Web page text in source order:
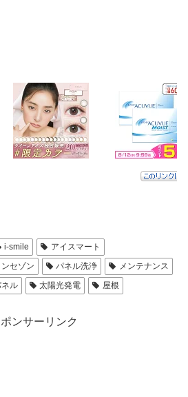
i-smile
アイスマート
セゾン パネル洗浄
メンテナンス
ル 太陽光発電 屋根
ンサーリンク